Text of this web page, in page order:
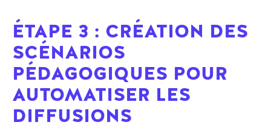
ÉTAPE 3 : CRÉATION DES
SCÉNARIOS
PÉDAGOGIQUES POUR
AUTOMATISER LES
DIFFUSIONS